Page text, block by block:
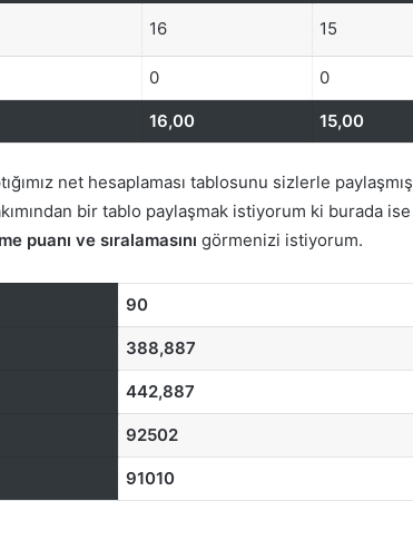
16 15
0 0
16,00 15,00
net hesaplaması tablosunu sizlerle paylaşmış
bir tablo paylaşmak istiyorum ki burada ise
puanı ve sıralamasını görmenizi istiyorum.
90
388,887
442,887
92502
91010